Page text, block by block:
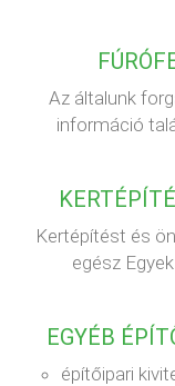
Az általunk
információ
Kertépítést és
egész
EGYÉB
építőipari